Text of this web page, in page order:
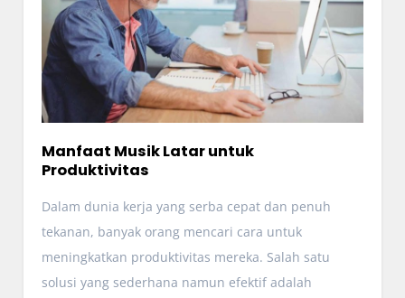
Manfaat Musik Latar untuk
Produktivitas
Dalam dunia kerja yang serba cepat dan penuh
tekanan, banyak orang mencari cara untuk
meningkatkan produktivitas mereka. Salah satu
solusi yang sederhana namun efektif adalah